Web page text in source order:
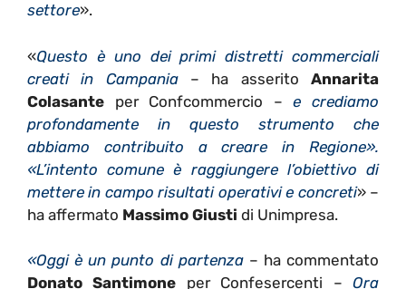
settore».
«Questo è uno dei primi distretti commerciali
creati in Campania– ha asseritoAnnarita
Colasante per Confcommercio –e crediamo
profondamente in questo strumento che
abbiamo contribuito a creare in Regione».
«L’intento comune è raggiungere l’obiettivo di
mettere in campo risultati operativi e concreti» –
ha affermato Massimo Giusti di Unimpresa.
«Oggi è un punto di partenza– ha commentato
Donato Santimone per Confesercenti –Ora